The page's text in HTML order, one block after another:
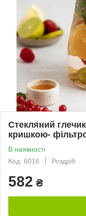
Стекляний
кришкою-
В наявності
Код: 6016
Роздріб
582 ₴